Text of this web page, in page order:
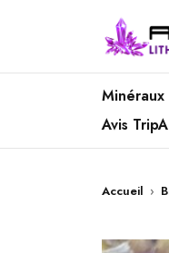
Minéraux
Avis
Accueil ›